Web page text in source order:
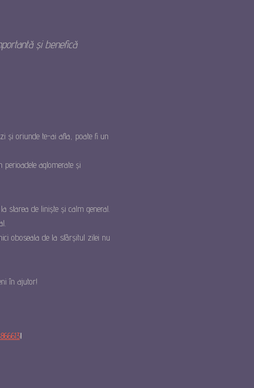
și benefică
și oriunde te-ai afla, poate fi un
aglomerate și
starea de liniște și calm general.
oboseala de la sfârșitul zilei nu
în ajutor!
!